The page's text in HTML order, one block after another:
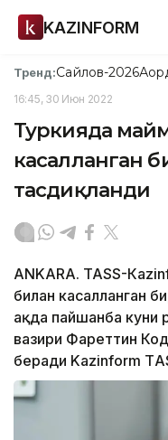
KAZINFORM
Тренд:Сайлов-2026
16:45, 30 Июн 2022
Туркияда
касалланган
тасдиқланди
АNKARA. ТАSS-
билан касалланган
ҳақда пайшанба куни
вазири Фаҳреттин
беради Kazinform